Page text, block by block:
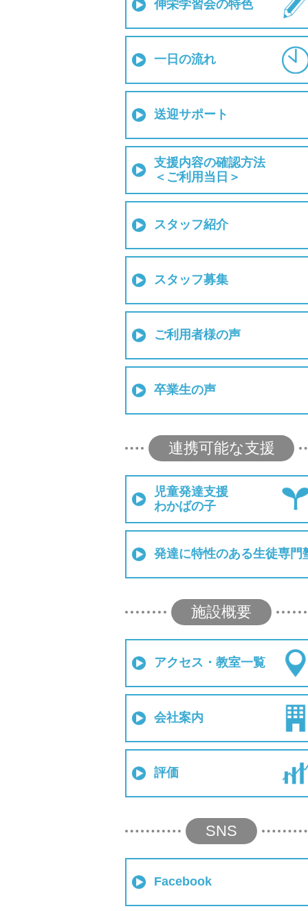
伸栄学習会の特色
一日の流れ
送迎サポート
支援内容の確認方法
＜ご利用当日＞
スタッフ紹介
スタッフ募集
ご利用者様の声
卒業生の声
連携可能な支援
児童発達支援
わかばの子
発達に特性のある生徒専門
施設概要
アクセス・教室一覧
会社案内
評価
SNS
Facebook